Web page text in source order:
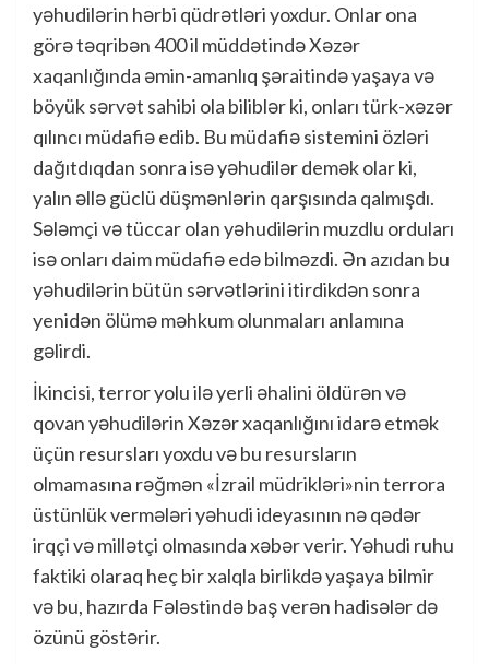
yəhudilərin hərbi qüdrətləri yoxdur. Onlar ona
görə təqribən 400 il müddətində Xəzər
xaqanlığında əmin-amanlıq şəraitində yaşaya və
böyük sərvət sahibi ola biliblər ki, onları türk-xəzər
qılıncı müdafiə edib. Bu müdafiə sistemini özləri
dağıtdıqdan sonra isə yəhudilər demək olar ki,
yalın əllə güclü düşmənlərin qarşısında qalmışdı.
Sələmçi və tüccar olan yəhudilərin muzdlu orduları
isə onları daim müdafiə edə bilməzdi. Ən azıdan bu
yəhudilərin bütün sərvətlərini itirdikdən sonra
yenidən ölümə məhkum olunmaları anlamına
gəlirdi.
İkincisi, terror yolu ilə yerli əhalini öldürən və
qovan yəhudilərin Xəzər xaqanlığını idarə etmək
üçün resursları yoxdu və bu resursların
olmamasına rəğmən «İzrail müdrikləri»nin terrora
üstünlük vermələri yəhudi ideyasının nə qədər
irqçi və millətçi olmasında xəbər verir. Yəhudi ruhu
faktiki olaraq heç bir xalqla birlikdə yaşaya bilmir
və bu, hazırda Fələstində baş verən hadisələr də
özünü göstərir.